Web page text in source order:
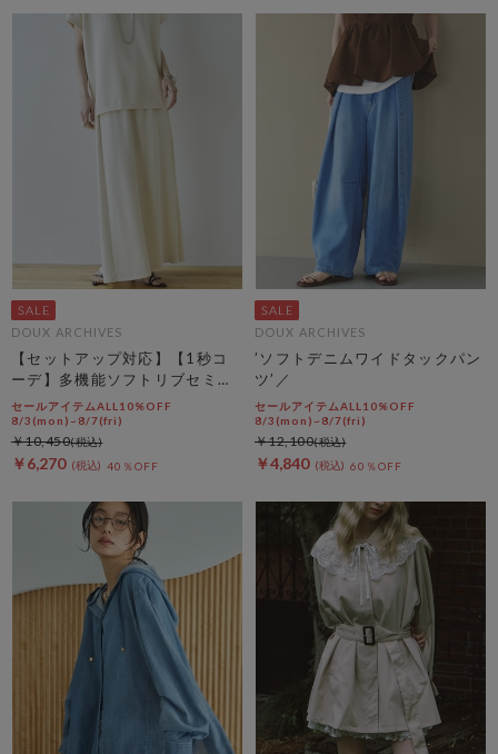
DOUX ARCHIVES
【セットアップ対応】【1秒コ
ーデ】多機能ソフトリブセミフ
レアスカート
セールアイテムALL10%OFF
8/3(mon)~8/7(fri)
￥6,270 40％OFF
￥10,450
DOUX ARCHIVES
’ソフトデニムワイドタックパン
ツ’／
セールアイテムALL10%OFF
8/3(mon)~8/7(fri)
￥4,840 60％OFF
￥12,100